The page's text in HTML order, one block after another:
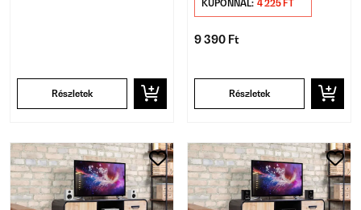
Részletek
KUPONNAL: 4 225 FT
9 390 Ft
Részletek